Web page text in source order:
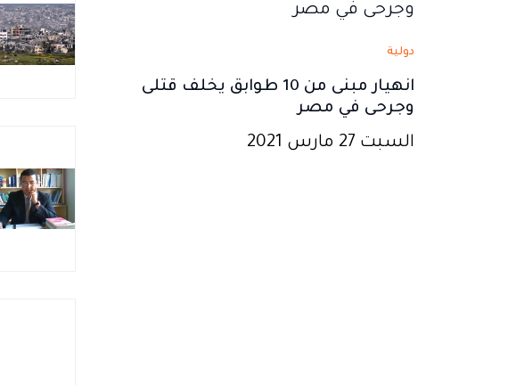
دولية
انهيار مبنى من 10 طوابق يخلف قتلى
وجرحى في مصر
السبت 27 مارس 2021